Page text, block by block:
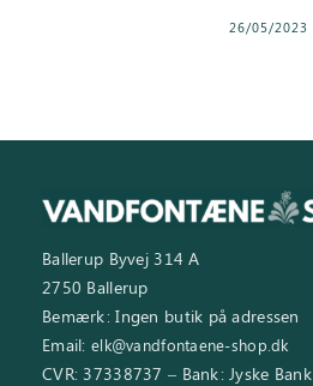
26/05/2023
Ballerup Byvej 314 A
2750 Ballerup
Bemærk: Ingen butik på adressen
Email: elk@vandfontaene-shop.dk
CVR: 37338737 – Bank: Jyske Bank